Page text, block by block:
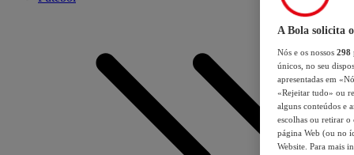
A Bola solicita
Nós e os nossos 298
únicos, no seu
apresentadas em
«Rejeitar tudo» ou
alguns conteúdos e
escolhas ou retirar
página Web (ou no
Website. Para mais